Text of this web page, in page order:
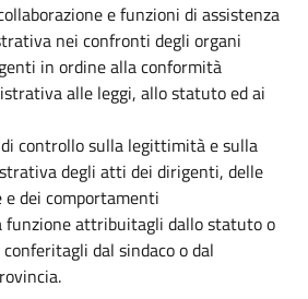
e funzioni di assistenza
nei confronti degli organi
in ordine alla conformità
alle leggi, allo statuto ed ai
controllo sulla legittimità e sulla
degli atti dei dirigenti, delle
dei comportamenti
funzione attribuitagli dallo statuto o
dal sindaco o dal